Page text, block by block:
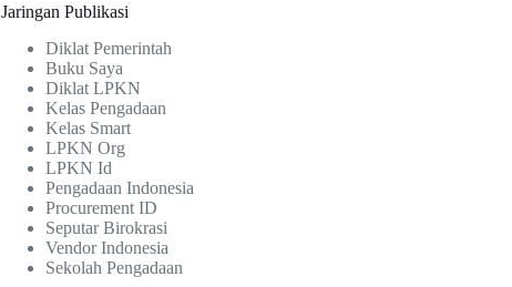
Jaringan Publikasi
Diklat Pemerintah
Buku Saya
Diklat LPKN
Kelas Pengadaan
Kelas Smart
LPKN Org
LPKN Id
Pengadaan Indonesia
Procurement ID
Seputar Birokrasi
Vendor Indonesia
Sekolah Pengadaan